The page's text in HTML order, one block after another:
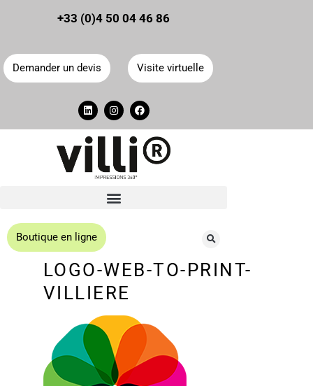
Panneau de gestion des cookies
+33 (0)4 50 04 46 86
Demander un devis Visite virtuelle
Boutique en ligne
LOGO-WEB-TO-PRINT-
VILLIERE